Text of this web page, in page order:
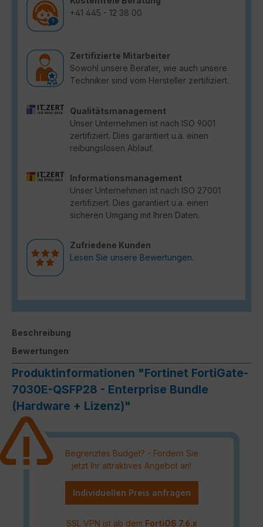
+41 445 - 12 38 00
Zertifizierte Mitarbeiter
Sowohl unsere Berater, wie auch unsere
Techniker sind vom Hersteller zertifiziert.
Qualitätsmanagement
Unser Unternehmen ist nach ISO 9001
zertifiziert. Dies garantiert u.a. einen
reibungslosen Ablauf.
Informationsmanagement
Unser Unternehmen ist nach ISO 27001
zertifiziert. Dies garantiert u.a. einen
sicheren Umgang mit Ihren Daten.
Zufriedene Kunden
Lesen Sie unsere Bewertungen.
Beschreibung
Bewertungen
Produktinformationen "Fortinet FortiGate-
7030E-QSFP28 - Enterprise Bundle
(Hardware + Lizenz)"
Begrenztes Budget? - Fordern Sie
jetzt Ihr attraktives Angebot an!
Individuellen Preis anfragen
SSL VPN ist ab dem FortiOS 7.6.x